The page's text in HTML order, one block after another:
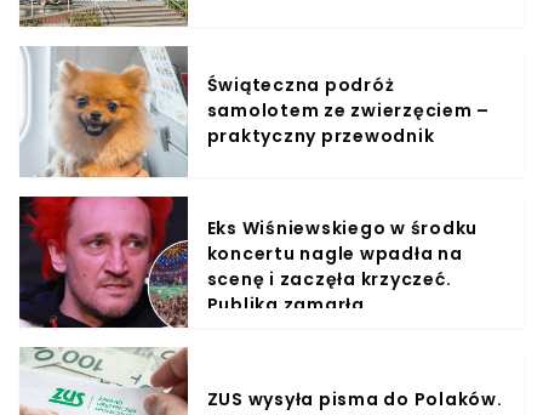
Świąteczna podróż
samolotem ze zwierzęciem –
praktyczny przewodnik
Eks Wiśniewskiego w środku
koncertu nagle wpadła na
scenę i zaczęła krzyczeć.
Publika zamarła
ZUS wysyła pisma do Polaków.